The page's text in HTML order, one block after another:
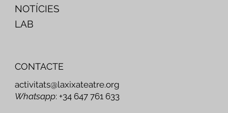
NOTÍCIES
LAB
CONTACTE
activitats@laxixateatre.org
Whatsapp: +34 647 761 633